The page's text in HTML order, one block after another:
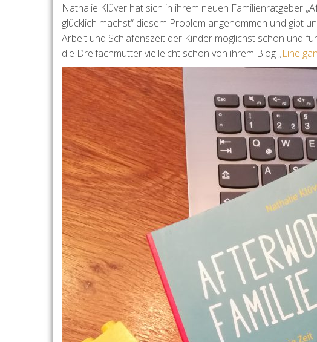
Nathalie Klüver hat sich in ihrem neuen Familienratgeber
glücklich machst“ diesem Problem angenommen und gibt
Arbeit und Schlafenszeit der Kinder möglichst schön und
die Dreifachmutter vielleicht schon von ihrem Blog „Eine